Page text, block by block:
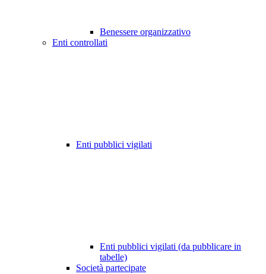
Benessere organizzativo
Enti controllati
Enti pubblici vigilati
Enti pubblici vigilati (da pubblicare in
tabelle)
Società partecipate